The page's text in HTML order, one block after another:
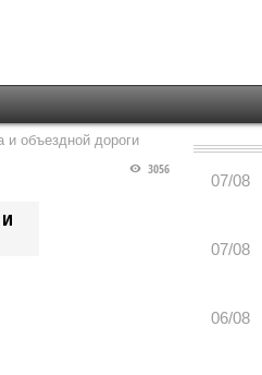
объездной дороги
3056
07/08
07/08
06/08